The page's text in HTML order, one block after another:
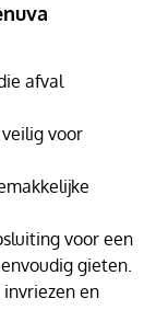
afval
voor
voor een
gieten.
en